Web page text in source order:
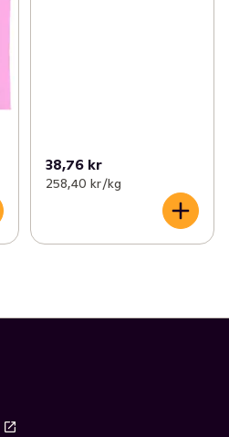
38,76 kr
258,40 kr /kg